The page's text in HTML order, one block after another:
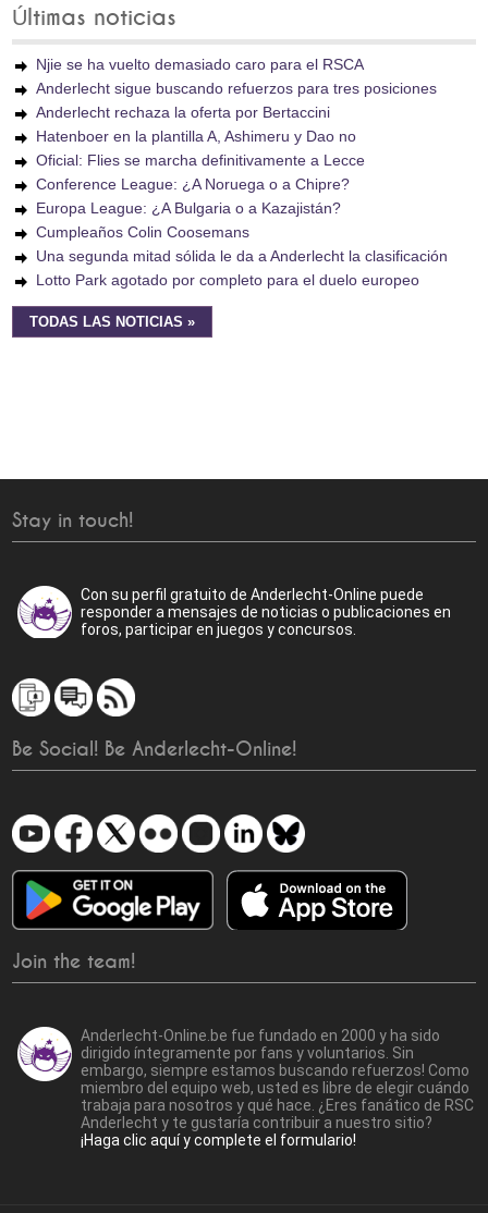
Últimas noticias
Njie se ha vuelto demasiado caro para el RSCA
Anderlecht sigue buscando refuerzos para tres posiciones
Anderlecht rechaza la oferta por Bertaccini
Hatenboer en la plantilla A, Ashimeru y Dao no
Oficial: Flies se marcha definitivamente a Lecce
Conference League: ¿A Noruega o a Chipre?
Europa League: ¿A Bulgaria o a Kazajistán?
Cumpleaños Colin Coosemans
Una segunda mitad sólida le da a Anderlecht la clasificación
Lotto Park agotado por completo para el duelo europeo
TODAS LAS NOTICIAS »
Stay in touch!
Con su perfil gratuito de Anderlecht-Online puede
responder a mensajes de noticias o publicaciones en
foros, participar en juegos y concursos.
Be Social! Be Anderlecht-Online!
Join the team!
Anderlecht-Online.be fue fundado en 2000 y ha sido
dirigido íntegramente por fans y voluntarios. Sin
embargo, siempre estamos buscando refuerzos! Como
miembro del equipo web, usted es libre de elegir cuándo
trabaja para nosotros y qué hace. ¿Eres fanático de RSC
Anderlecht y te gustaría contribuir a nuestro sitio?
¡Haga clic aquí y complete el formulario!